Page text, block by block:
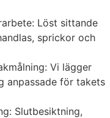
Löst sittande
sprickor och
Vi lägger
anpassade för takets
Slutbesiktning,